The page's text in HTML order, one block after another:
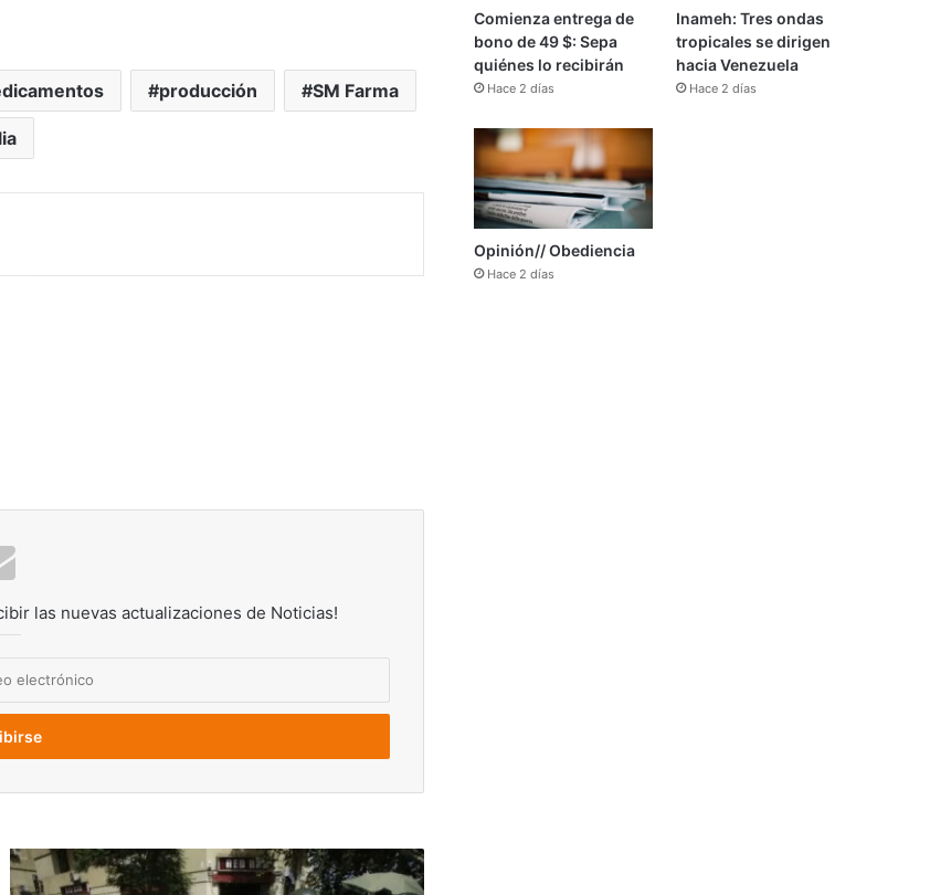
producción SM Farma
las nuevas actualizaciones de Noticias!
Denuncian
a
Comienza entrega de
bono de 49 $: Sepa
quiénes lo recibirán
Hace 2 días
Inameh: Tres ondas
tropicales se dirigen
hacia Venezuela
Hace 2 días
Opinión// Obediencia
Hace 2 días